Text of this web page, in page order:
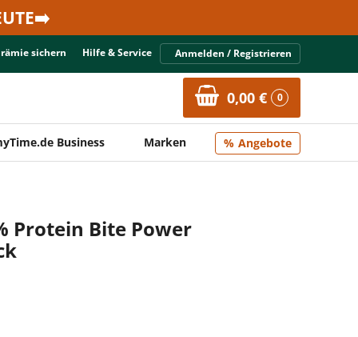
sichern Hilfe & Service Anmelden / Registrieren
0,00 € 0
Business Marken Angebote
Protein Bite Power